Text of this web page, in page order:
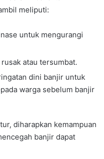
meliputi:
untuk mengurangi
atau tersumbat.
dini banjir untuk
warga sebelum banjir
diharapkan kemampuan
banjir dapat